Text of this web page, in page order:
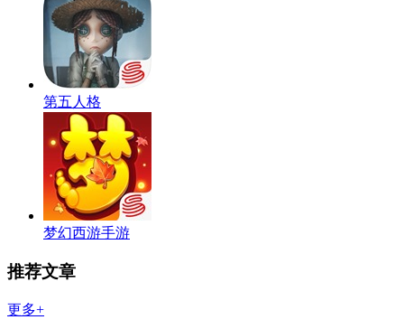
第五人格
梦幻西游手游
推荐文章
更多+